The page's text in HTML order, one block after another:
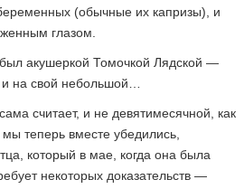
(обычные их капризы), и
глазом.
акушеркой Томочкой Лядской —
на свой небольшой…
считает, и не девятимесячной, как
теперь вместе убедились,
который в мае, когда она была
некоторых доказательств —